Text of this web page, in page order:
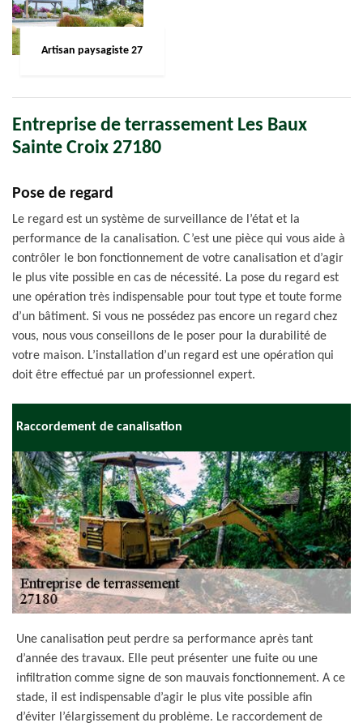
Artisan paysagiste 27
Entreprise de terrassement Les Baux
Sainte Croix 27180
Pose de regard
Le regard est un système de surveillance de l’état et la
performance de la canalisation. C’est une pièce qui vous aide à
contrôler le bon fonctionnement de votre canalisation et d’agir
le plus vite possible en cas de nécessité. La pose du regard est
une opération très indispensable pour tout type et toute forme
d’un bâtiment. Si vous ne possédez pas encore un regard chez
vous, nous vous conseillons de le poser pour la durabilité de
votre maison. L’installation d’un regard est une opération qui
doit être effectué par un professionnel expert.
Raccordement de canalisation
Une canalisation peut perdre sa performance après tant
d’année des travaux. Elle peut présenter une fuite ou une
infiltration comme signe de son mauvais fonctionnement. A ce
stade, il est indispensable d’agir le plus vite possible afin
d’éviter l’élargissement du problème. Le raccordement de